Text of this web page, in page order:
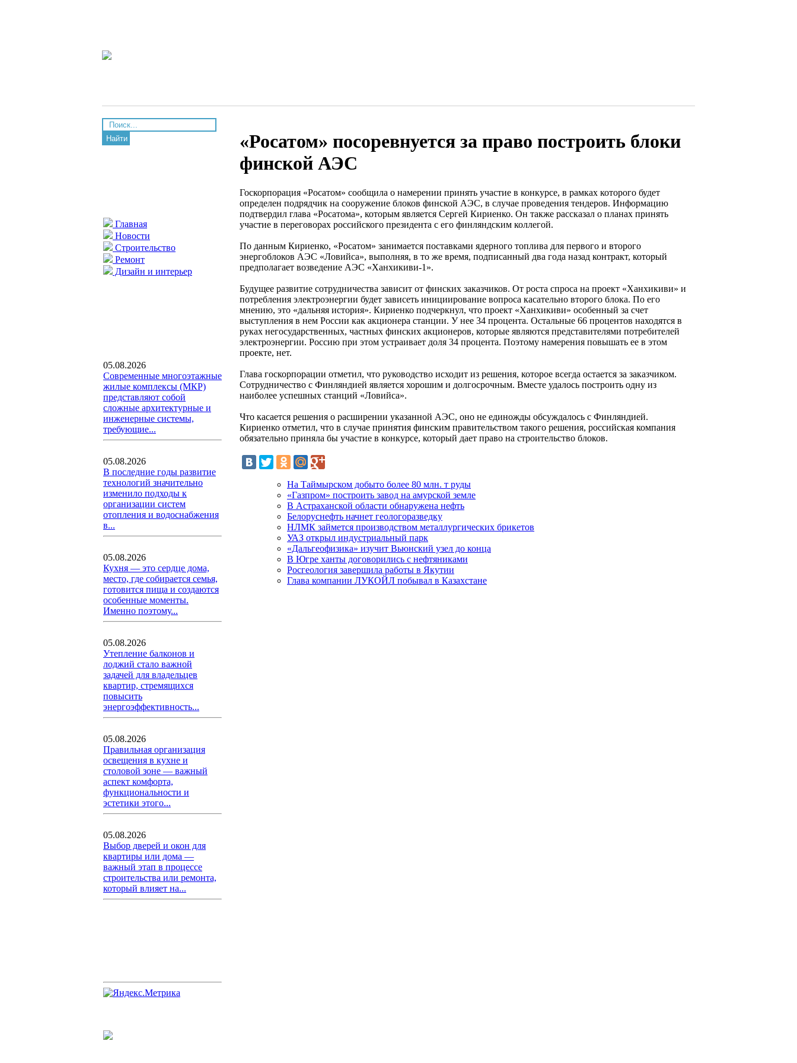
Найти
Главная
Новости
Строительство
Ремонт
Дизайн и интерьер
05.08.2026
Современные многоэтажные
жилые комплексы (МКР)
представляют собой
сложные архитектурные и
инженерные системы,
требующие...
05.08.2026
В последние годы развитие
технологий значительно
изменило подходы к
организации систем
отопления и водоснабжения
в...
05.08.2026
Кухня — это сердце дома,
место, где собирается семья,
готовится пища и создаются
особенные моменты.
Именно поэтому...
05.08.2026
Утепление балконов и
лоджий стало важной
задачей для владельцев
квартир, стремящихся
повысить
энергоэффективность...
05.08.2026
Правильная организация
освещения в кухне и
столовой зоне — важный
аспект комфорта,
функциональности и
эстетики этого...
05.08.2026
Выбор дверей и окон для
квартиры или дома —
важный этап в процессе
строительства или ремонта,
который влияет на...
«Росатом» посоревнуется за право построить блоки
финской АЭС
Госкорпорация «Росатом» сообщила о намерении принять участие в конкурсе, в рамках которого будет
определен подрядчик на сооружение блоков финской АЭС, в случае проведения тендеров. Информацию
подтвердил глава «Росатома», которым является Сергей Кириенко. Он также рассказал о планах принять
участие в переговорах российского президента с его финляндским коллегой.
По данным Кириенко, «Росатом» занимается поставками ядерного топлива для первого и второго
энергоблоков АЭС «Ловийса», выполняя, в то же время, подписанный два года назад контракт, который
предполагает возведение АЭС «Ханхикиви-1».
Будущее развитие сотрудничества зависит от финских заказчиков. От роста спроса на проект «Ханхикиви» и
потребления электроэнергии будет зависеть инициирование вопроса касательно второго блока. По его
мнению, это «дальняя история». Кириенко подчеркнул, что проект «Ханхикиви» особенный за счет
выступления в нем России как акционера станции. У нее 34 процента. Остальные 66 процентов находятся в
руках негосударственных, частных финских акционеров, которые являются представителями потребителей
электроэнергии. Россию при этом устраивает доля 34 процента. Поэтому намерения повышать ее в этом
проекте, нет.
Глава госкорпорации отметил, что руководство исходит из решения, которое всегда остается за заказчиком.
Сотрудничество с Финляндией является хорошим и долгосрочным. Вместе удалось построить одну из
наиболее успешных станций «Ловийса».
Что касается решения о расширении указанной АЭС, оно не единожды обсуждалось с Финляндией.
Кириенко отметил, что в случае принятия финским правительством такого решения, российская компания
обязательно приняла бы участие в конкурсе, который дает право на строительство блоков.
На Таймырском добыто более 80 млн. т руды
«Газпром» построить завод на амурской земле
В Астраханской области обнаружена нефть
Белоруснефть начнет геологоразведку
НЛМК займется производством металлургических брикетов
УАЗ открыл индустриальный парк
«Дальгеофизика» изучит Вьюнский узел до конца
В Югре ханты договорились с нефтяниками
Росгеология завершила работы в Якутии
Глава компании ЛУКОЙЛ побывал в Казахстане